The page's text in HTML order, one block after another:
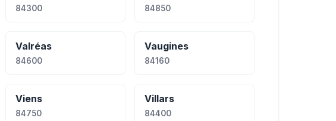
84300 84850
Valréas
84600
Vaugines
84160
Viens
84750
Villars
84400